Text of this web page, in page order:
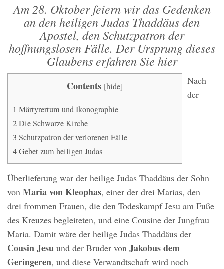
Am 28. Oktober feiern wir das Gedenken
an den heiligen Judas Thaddäus den
Apostel, den Schutzpatron der
hoffnungslosen Fälle. Der Ursprung dieses
Glaubens erfahren Sie hier
Contents [hide]
1 Märtyrertum und Ikonographie
2Die Schwarze Kirche
3 Schutzpatron der verlorenen Fälle
4Gebet zum heiligen Judas
Nach
der
Überlieferung war der heilige Judas Thaddäus der Sohn
von Maria von Kleophas, einer der drei Marias, den
drei frommen Frauen, die den Todeskampf Jesu am Fuße
des Kreuzes begleiteten, und eine Cousine der Jungfrau
Maria. Damit wäre der heilige Judas Thaddäus der
Cousin Jesu und der Bruder von Jakobus dem
Geringeren, und diese Verwandtschaft wird noch